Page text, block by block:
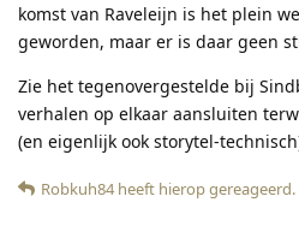
komst van Raveleijn is het plein
geworden, maar er is daar geen
Zie het tegenovergestelde bij
verhalen op elkaar aansluiten
(en eigenlijk ook storytel-
Robkuh84heeft hierop gereageerd.